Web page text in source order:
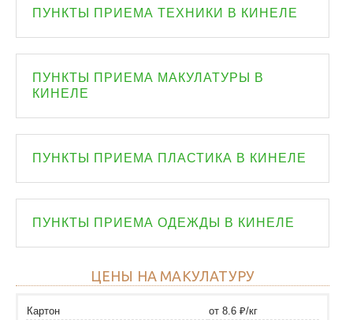
ПУНКТЫ ПРИЕМА ТЕХНИКИ В КИНЕЛЕ
ПУНКТЫ ПРИЕМА МАКУЛАТУРЫ В
КИНЕЛЕ
ПУНКТЫ ПРИЕМА ПЛАСТИКА В КИНЕЛЕ
ПУНКТЫ ПРИЕМА ОДЕЖДЫ В КИНЕЛЕ
ЦЕНЫ НА МАКУЛАТУРУ
Картон
от 8.6 ₽/кг